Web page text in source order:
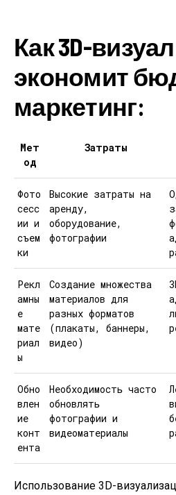
Как 3D-
экономит
маркетинг:
Мет
од
Затраты
Фото
сесс
ии и
съем
ки
Высокие затраты на
аренду,
оборудование,
фотографии
Рекл
амны
е
мате
риал
ы
Создание множества
материалов для
разных форматов
(плакаты, баннеры,
видео)
Обно
влен
ие
конт
ента
Необходимость часто
обновлять
фотографии и
видеоматериалы
Использование 3D-